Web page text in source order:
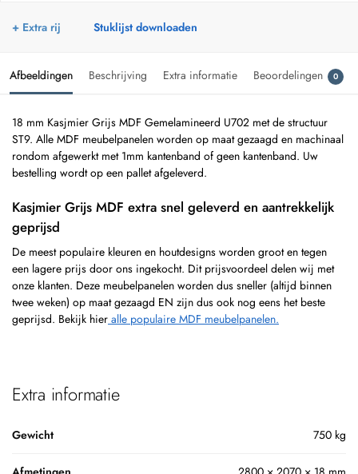
+ Extra rij Stuklijst downloaden
Afbeeldingen Beschrijving Extra informatie Beoordelingen 0
18 mm Kasjmier Grijs MDF Gemelamineerd U702 met de structuur
ST9. Alle MDF meubelpanelen worden op maat gezaagd en machinaal
rondom afgewerkt met 1mm kantenband of geen kantenband. Uw
bestelling wordt op een pallet afgeleverd.
Kasjmier Grijs MDF extra snel geleverd en aantrekkelijk
geprijsd
De meest populaire kleuren en houtdesigns worden groot en tegen
een lagere prijs door ons ingekocht. Dit prijsvoordeel delen wij met
onze klanten. Deze meubelpanelen worden dus sneller (altijd binnen
twee weken) op maat gezaagd EN zijn dus ook nog eens het beste
geprijsd. Bekijk hier alle populaire MDF meubelpanelen.
Extra informatie
Gewicht 750 kg